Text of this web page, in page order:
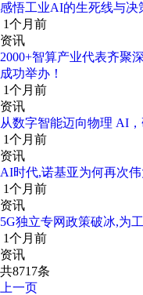
感悟工业AI的生死线与决
1个月前
资讯
2000+智算产业代表齐聚
成功举办！
1个月前
资讯
从数字智能迈向物理 AI
1个月前
资讯
AI时代,诺基亚为何再次伟
1个月前
资讯
5G独立专网政策破冰,为
1个月前
资讯
共8717条
上一页